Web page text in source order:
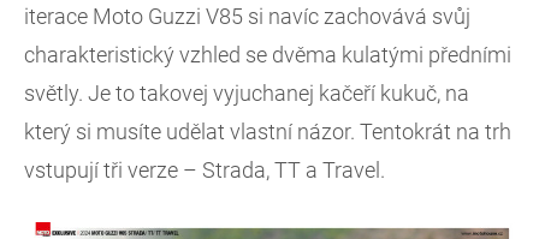
iterace Moto Guzzi V85 si navíc zachovává svůj
charakteristický vzhled se dvěma kulatými předními
světly. Je to takovej vyjuchanej kačeří kukuč, na
který si musíte udělat vlastní názor. Tentokrát na trh
vstupují tři verze – Strada, TT a Travel.